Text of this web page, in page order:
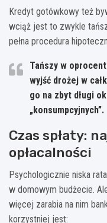
Kredyt gotówkowy też
wciąż jest to zwykle
pełna procedura
Tańszy w
wyjść drożej w
go na zbyt długi
„konsumpcyjnych”.
Czas spłaty:
opłacalności
Psychologicznie niska
w domowym budżecie.
więcej zarabia na nim
korzystniej jest: